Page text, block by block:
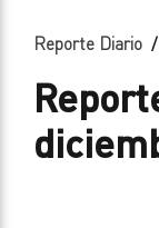
Reporte Diario